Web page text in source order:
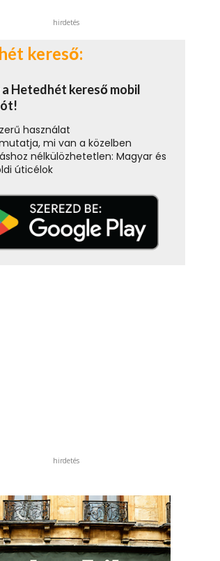
hirdetés
kereső:
Hetedhét kereső mobil
használat
mi van a közelben
nélkülözhetetlen: Magyar és
úticélok
hirdetés